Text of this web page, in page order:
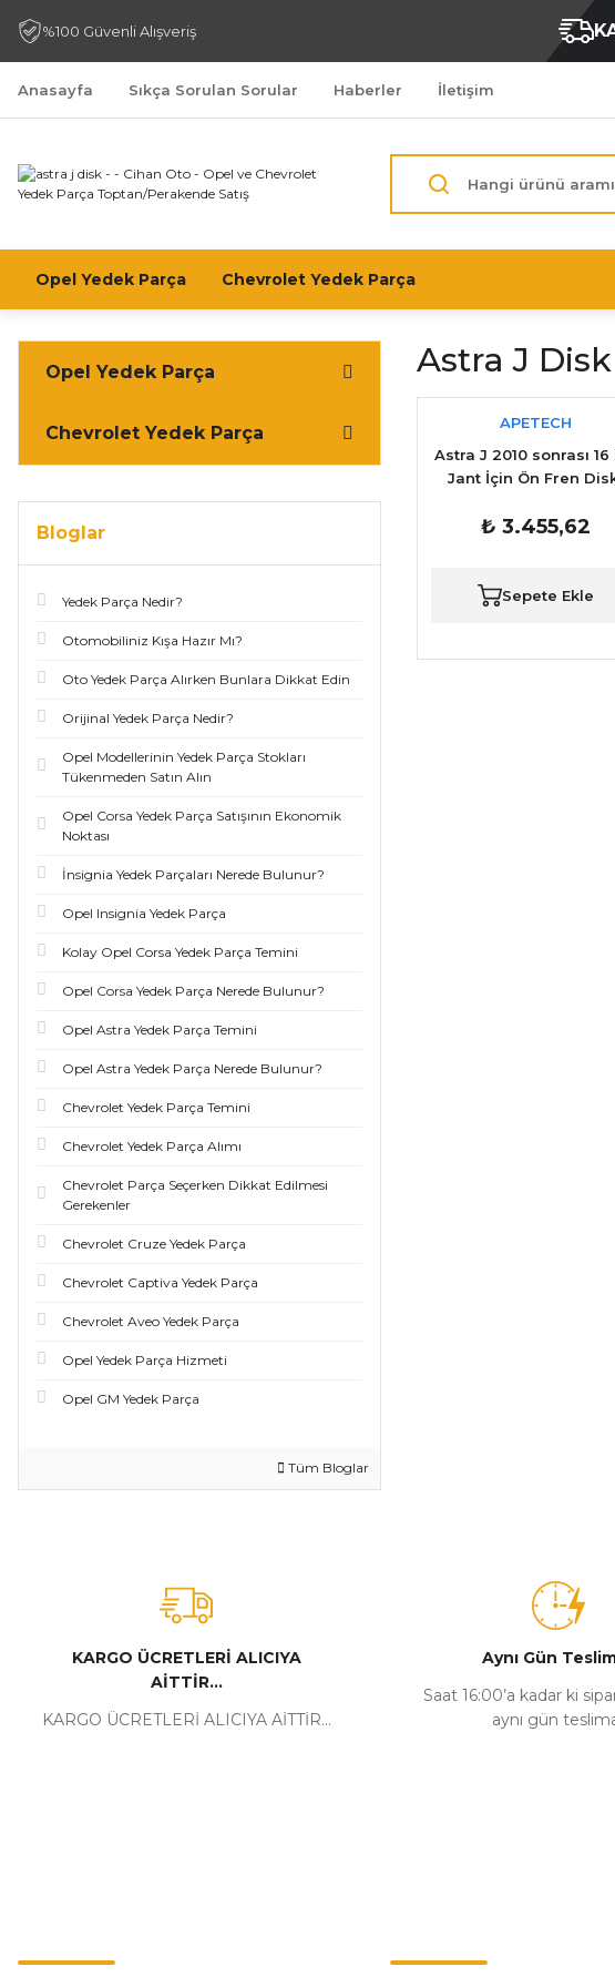
%100 Güvenli Alışveriş
Anasayfa Sıkça Sorulan Sorular Haberler İletişim
Opel Yedek Parça Chevrolet Yedek Parça
Opel Yedek Parça
Chevrolet Yedek Parça
Bloglar
Yedek Parça Nedir?
Otomobiliniz Kışa Hazır Mı?
Oto Yedek Parça Alırken Bunlara Dikkat Edin
Orijinal Yedek Parça Nedir?
Opel Modellerinin Yedek Parça Stokları
Tükenmeden Satın Alın
Opel Corsa Yedek Parça Satışının Ekonomik
Noktası
İnsignia Yedek Parçaları Nerede Bulunur?
Opel Insignia Yedek Parça
Kolay Opel Corsa Yedek Parça Temini
Opel Corsa Yedek Parça Nerede Bulunur?
Opel Astra Yedek Parça Temini
Opel Astra Yedek Parça Nerede Bulunur?
Chevrolet Yedek Parça Temini
Chevrolet Yedek Parça Alımı
Chevrolet Parça Seçerken Dikkat Edilmesi
Gerekenler
Chevrolet Cruze Yedek Parça
Chevrolet Captiva Yedek Parça
Chevrolet Aveo Yedek Parça
Opel Yedek Parça Hizmeti
Opel GM Yedek Parça
Tüm Bloglar
Astra J Disk
APETECH
Astra J 2010 sonrası 16
Jant İçin Ön Fren
₺ 3.455,62
Sepete Ekle
KARGO ÜCRETLERİ ALICIYA
AİTTİR...
KARGO ÜCRETLERİ ALICIYA AİTTİR...
Aynı Gün
Saat 16:00’a kadar ki
aynı gün